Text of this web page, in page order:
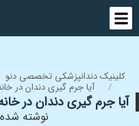
کلینیک دندانپزشکی تخصصی دنو
آیا جرم گیری دندان در
آیا جرم گیری دندان در
نوشته شده در ۱۶